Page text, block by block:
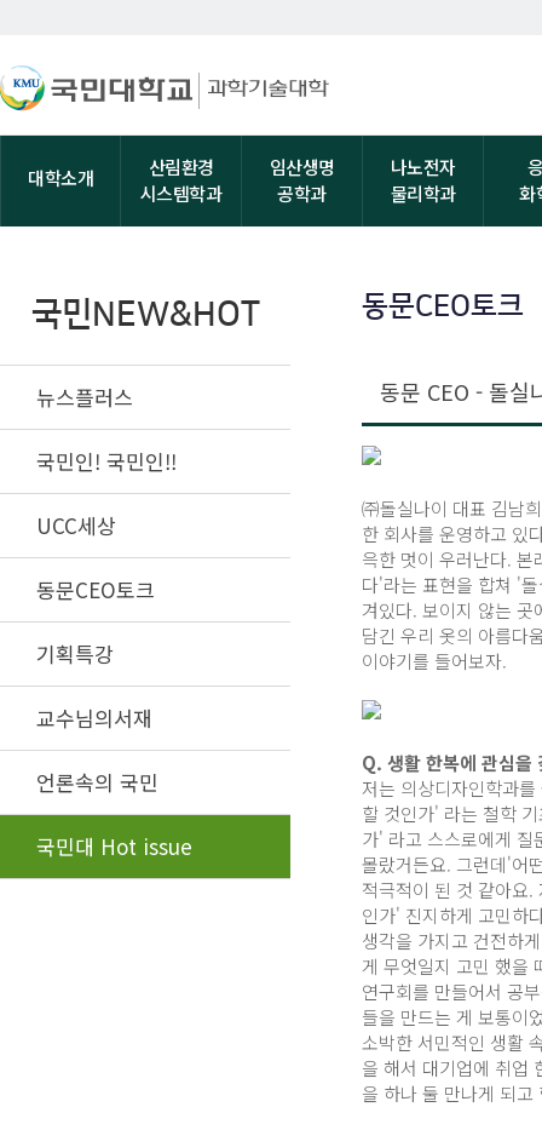
대학소개
산림환경
시스템학과
임산생명
공학과
나노전자
물리학과
화
국민NEW&HOT
뉴스플러스
국민인! 국민인!!
UCC세상
동문CEO토크
기획특강
교수님의서재
언론속의 국민
국민대 Hot issue
동문CEO토크
동문 CEO - 돌실
㈜돌실나이 대표 김남
한 회사를 운영하고 있
윽한 멋이 우러난다.
다'라는 표현을 합쳐 '
겨있다. 보이지 않는
담긴 우리 옷의 아름다
이야기를 들어보자.
Q. 생활 한복에 관심을
저는 의상디자인학과
할 것인가' 라는 철학
가' 라고 스스로에게 질
몰랐거든요. 그런데'어
적극적이 된 것 같아요
인가' 진지하게 고민하
생각을 가지고 건전하
게 무엇일지 고민 했을
연구회를 만들어서 공
들을 만드는 게 보통이
소박한 서민적인 생활
을 해서 대기업에 취업
을 하나 둘 만나게 되고